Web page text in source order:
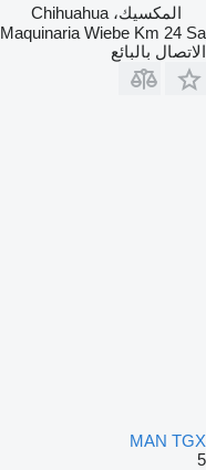
المكسيك، Chihuahua
Maquinaria Wiebe Km 24 Sa
الاتصال بالبائع
MAN TGX
5